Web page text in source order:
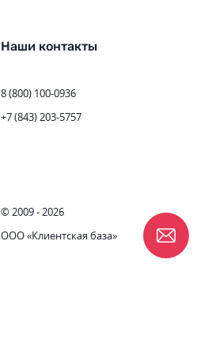
Наши контакты
8 (800) 100-0936
+7 (843) 203-5757
© 2009 - 2026
ООО «Клиентская база»